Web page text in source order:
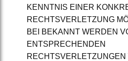
KENNTNIS EINER
RECHTSVERLETZUNG
BEI BEKANNT WERDEN
ENTSPRECHENDEN
RECHTSVERLETZUNGEN